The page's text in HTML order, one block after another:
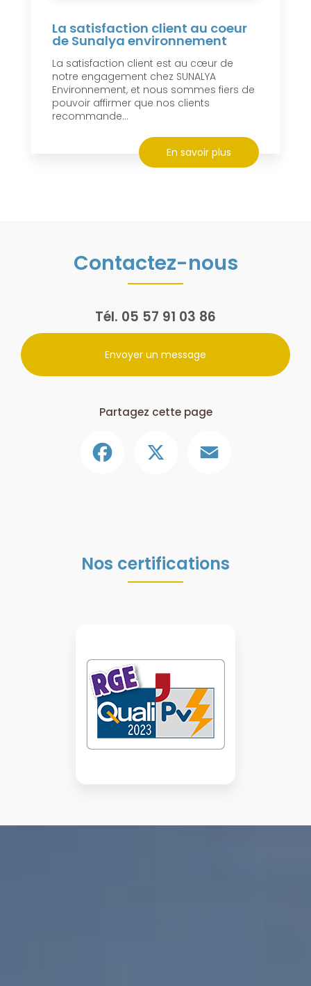
La satisfaction client au coeur
de Sunalya environnement
La satisfaction client est au cœur de
notre engagement chez SUNALYA
Environnement, et nous sommes fiers de
pouvoir affirmer que nos clients
recommande...
En savoir plus
Contactez-nous
Tél. 05 57 91 03 86
Envoyer un message
Partagez cette page
Nos certifications